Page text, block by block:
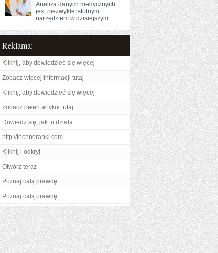
Analiza danych ⁣medycznych
jest niezwykle⁤ istotnym
narzędziem w dzisiejszym ...
Reklama:
Kliknij, aby dowiedzieć się więcej
Zobacz więcej informacji tutaj
Kliknij, aby dowiedzieć się więcej
Zobacz pełen artykuł tutaj
Dowiedz się, jak to działa
http://technoranki.com
Kliknij i odkryj
Otwórz teraz
Poznaj całą prawdę
Poznaj całą prawdę